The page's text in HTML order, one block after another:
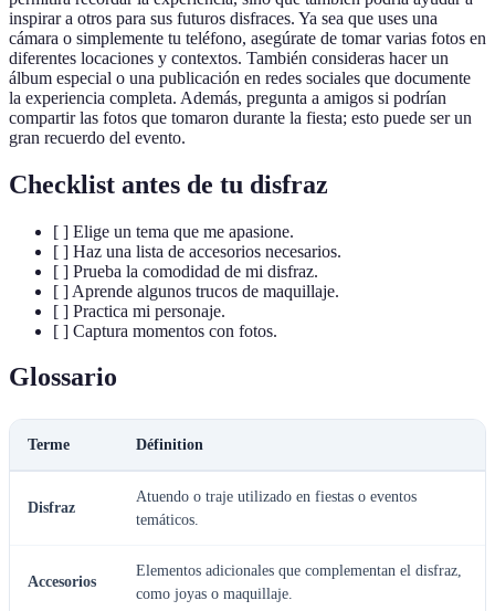
inspirar a otros para sus futuros disfraces. Ya sea que uses una
cámara o simplemente tu teléfono, asegúrate de tomar varias fotos en
diferentes locaciones y contextos. También consideras hacer un
álbum especial o una publicación en redes sociales que documente
la experiencia completa. Además, pregunta a amigos si podrían
compartir las fotos que tomaron durante la fiesta; esto puede ser un
gran recuerdo del evento.
Checklist antes de tu disfraz
[ ] Elige un tema que me apasione.
[ ] Haz una lista de accesorios necesarios.
[ ] Prueba la comodidad de mi disfraz.
[ ] Aprende algunos trucos de maquillaje.
[ ] Practica mi personaje.
[ ] Captura momentos con fotos.
Glossario
Terme Définition
Disfraz
Atuendo o traje utilizado en fiestas o eventos
temáticos.
Accesorios
Elementos adicionales que complementan el disfraz,
como joyas o maquillaje.